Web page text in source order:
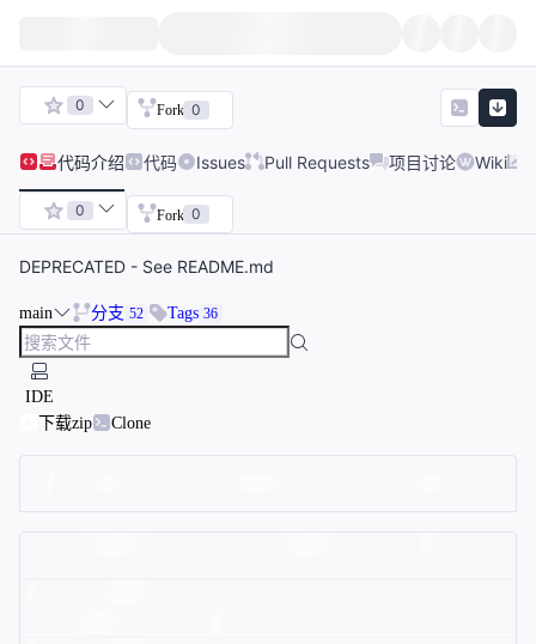
0 Fork 0
代码介绍 代码 Issues Pull Requests 项目讨论 Wiki
0 Fork 0
DEPRECATED - See README.md
main 分支 52 Tags 36
IDE
下载zip
Clone